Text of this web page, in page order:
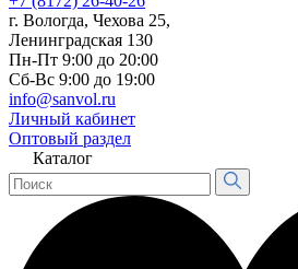
г. Вологда, Чехова 25,
Ленинградская 130
Пн-Пт 9:00 до 20:00
Сб-Вс 9:00 до 19:00
info@sanvol.ru
Личный кабинет
Оптовый раздел
Каталог